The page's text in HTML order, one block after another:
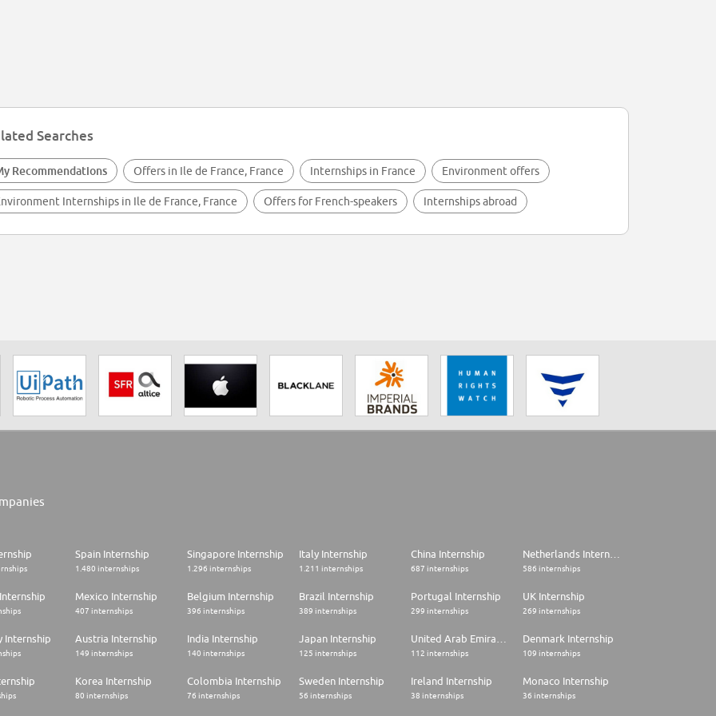
Searches
Recommendations Offers in Ile de France, France Internships in France Environment offers
Internships in Ile de France, France Offers for French-speakers Internships abroad
Spain Internship
1.480 internships
Singapore Internship
1.296 internships
Italy Internship
1.211 internships
China Internship
687 internships 586 internships
Mexico Internship
407 internships
Belgium Internship
396 internships
Brazil Internship
389 internships
Portugal Internship
299 internships
UK Internship
269 internships
Internship Austria Internship
149 internships
India Internship
140 internships
Japan Internship
125 internships 112 internships
Denmark Internship
109 internships
Korea Internship
80 internships
Colombia Internship
76 internships
Sweden Internship
56 internships
Ireland Internship
38 internships
Monaco Internship
36 internships